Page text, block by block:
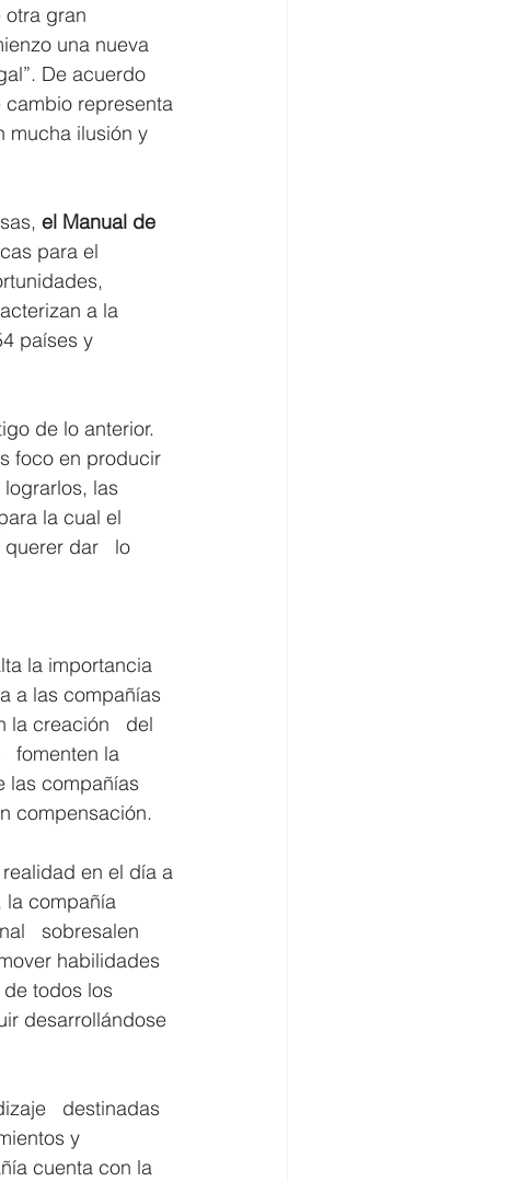
gran
una nueva
De acuerdo
representa
mucha ilusión y
el Manual de
para el
a la
países y
de lo anterior.
foco en producir
las
la cual el
querer dar   lo
la importancia
a las compañías
la creación   del
fomenten la
las compañías
compensación.
en el día a
la compañía
sobresalen
habilidades
todos los
desarrollándose
destinadas
y
cuenta con la